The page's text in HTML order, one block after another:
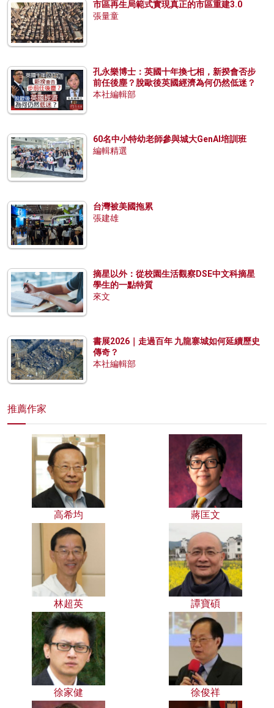
市區再生局範式實現真正的市區重建3.0
張量童
孔永樂博士：英國十年換七相，新揆會否步
前任後塵？脫歐後英國經濟為何仍然低迷？
本社編輯部
60名中小特幼老師參與城大GenAI培訓班
編輯精選
台灣被美國拖累
張建雄
摘星以外：從校園生活觀察DSE中文科摘星
學生的一點特質
來文
書展2026｜走過百年 九龍寨城如何延續歷史
傳奇？
本社編輯部
推薦作家
高希均 蔣匡文
林超英 譚寶碩
徐家健 徐俊祥